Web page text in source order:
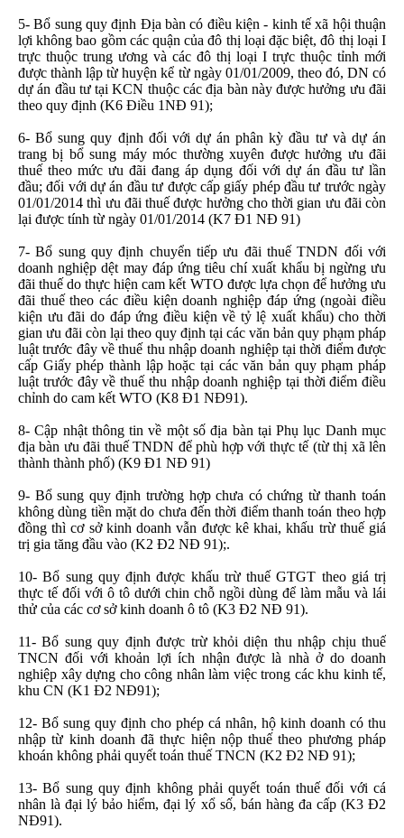
5- Bổ sung quy định Địa bàn có điều kiện - kinh tế xã hội thuận
lợi không bao gồm các quận của đô thị loại đặc biệt, đô thị loại I
trực thuộc trung ương và các đô thị loại I trực thuộc tỉnh mới
được thành lập từ huyện kể từ ngày 01/01/2009, theo đó, DN có
dự án đầu tư tại KCN thuộc các địa bàn này được hưởng ưu đãi
theo quy định (K6 Điều 1NĐ 91);
6- Bổ sung quy định đối với dự án phân kỳ đầu tư và dự án
trang bị bổ sung máy móc thường xuyên được hưởng ưu đãi
thuế theo mức ưu đãi đang áp dụng đối với dự án đầu tư lần
đầu; đối với dự án đầu tư được cấp giấy phép đầu tư trước ngày
01/01/2014 thì ưu đãi thuế được hưởng cho thời gian ưu đãi còn
lại được tính từ ngày 01/01/2014 (K7 Đ1 NĐ 91)
7- Bổ sung quy định chuyển tiếp ưu đãi thuế TNDN đối với
doanh nghiệp dệt may đáp ứng tiêu chí xuất khẩu bị ngừng ưu
đãi thuế do thực hiện cam kết WTO được lựa chọn để hưởng ưu
đãi thuế theo các điều kiện doanh nghiệp đáp ứng (ngoài điều
kiện ưu đãi do đáp ứng điều kiện về tỷ lệ xuất khẩu) cho thời
gian ưu đãi còn lại theo quy định tại các văn bản quy phạm pháp
luật trước đây về thuế thu nhập doanh nghiệp tại thời điểm được
cấp Giấy phép thành lập hoặc tại các văn bản quy phạm pháp
luật trước đây về thuế thu nhập doanh nghiệp tại thời điểm điều
chỉnh do cam kết WTO (K8 Đ1 NĐ91).
8- Cập nhật thông tin về một số địa bàn tại Phụ lục Danh mục
địa bàn ưu đãi thuế TNDN để phù hợp với thực tế (từ thị xã lên
thành thành phố) (K9 Đ1 NĐ 91)
9- Bổ sung quy định trường hợp chưa có chứng từ thanh toán
không dùng tiền mặt do chưa đến thời điểm thanh toán theo hợp
đồng thì cơ sở kinh doanh vẫn được kê khai, khấu trừ thuế giá
trị gia tăng đầu vào (K2 Đ2 NĐ 91);.
10- Bổ sung quy định được khấu trừ thuế GTGT theo giá trị
thực tế đối với ô tô dưới chin chỗ ngồi dùng để làm mẫu và lái
thử của các cơ sở kinh doanh ô tô (K3 Đ2 NĐ 91).
11- Bổ sung quy định được trừ khỏi diện thu nhập chịu thuế
TNCN đối với khoản lợi ích nhận được là nhà ở do doanh
nghiệp xây dựng cho công nhân làm việc trong các khu kinh tế,
khu CN (K1 Đ2 NĐ91);
12- Bổ sung quy định cho phép cá nhân, hộ kinh doanh có thu
nhập từ kinh doanh đã thực hiện nộp thuế theo phương pháp
khoán không phải quyết toán thuế TNCN (K2 Đ2 NĐ 91);
13- Bổ sung quy định không phải quyết toán thuế đối với cá
nhân là đại lý bảo hiểm, đại lý xổ số, bán hàng đa cấp (K3 Đ2
NĐ91).